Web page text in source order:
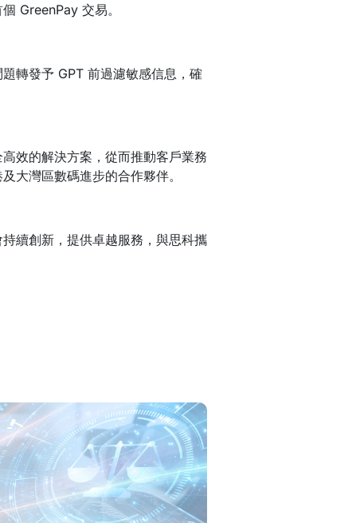
GreenPay 交易。
轉發予 GPT 前過濾敏感信息，確
效的解決方案，從而推動客戶業務
大灣區數碼進步的合作夥伴。
續創新，提供卓越服務，與思科攜